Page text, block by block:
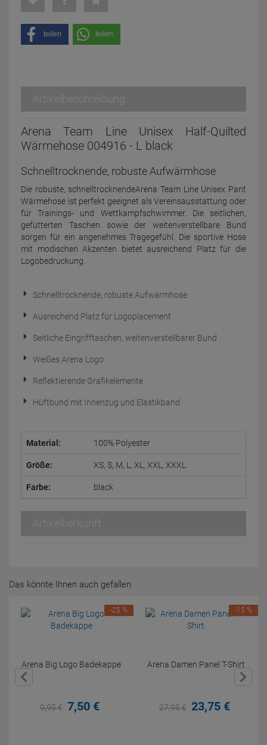
teilen teilen
Artikelbeschreibung
Arena Team Line Unisex Half-Quilted
Wärmehose 004916 - L black
Schnelltrocknende, robuste Aufwärmhose
Die robuste, schnelltrocknendeArena Team Line Unisex Pant
Wärmehose ist perfekt geeignet als Vereinsausstattung oder
für Trainings- und Wettkampfschwimmer. Die seitlichen,
gefütterten Taschen sowie der weitenverstellbare Bund
sorgen für ein angenehmes Tragegefühl. Die sportive Hose
mit modischen Akzenten bietet ausreichend Platz für die
Logobedruckung.
Schnelltrocknende, robuste Aufwärmhose
Ausreichend Platz für Logoplacement
Seitliche Eingrifftaschen, weitenverstellbarer Bund
Weißes Arena Logo
Reflektierende Grafikelemente
Hüftbund mit Innenzug und Elastikband
Material: 100% Polyester
Größe: XS, S, M, L, XL, XXL, XXXL
Farbe: black
Artikelherkunft
Das könnte Ihnen auch gefallen
Arena Big Logo Badekappe
9,95€ 7,50 €
-25 %
Arena Damen Panel T-Shirt
27,95€ 23,75 €
-15 %